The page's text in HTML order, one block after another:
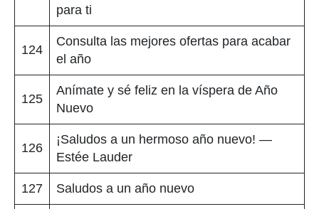
para ti
124
Consulta las mejores ofertas para acabar
el año
125
Anímate y sé feliz en la víspera de Año
Nuevo
126
¡Saludos a un hermoso año nuevo! —
Estée Lauder
127 Saludos a un año nuevo